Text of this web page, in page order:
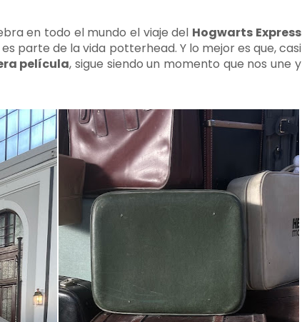
en todo el mundo el viaje del Hogwarts Express
parte de la vida potterhead. Y lo mejor es que, casi
película, sigue siendo un momento que nos une y